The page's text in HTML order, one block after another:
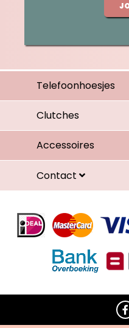
Telefoonhoesjes
Clutches
Accessoires
Contact